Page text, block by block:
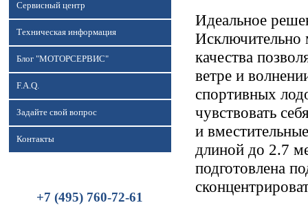
Сервисный центр
Техническая информация
Блог "МОТОРСЕРВИС"
F.A.Q.
Задайте свой вопрос
Контакты
+7 (495) 760-72-61
Идеальное
Исключительно
качества
ветре и
спортивных
чувствовать
и
длиной до 2.7
подготовлена